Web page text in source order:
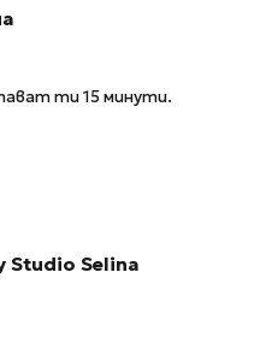
ти 15 минути.
Studio Selina